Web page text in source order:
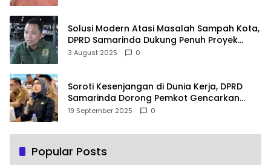
Solusi Modern Atasi Masalah Sampah Kota,
DPRD Samarinda Dukung Penuh Proyek
PLTSA
3 August 2025 0
Soroti Kesenjangan di Dunia Kerja, DPRD
Samarinda Dorong Pemkot Gencarkan
Pemberdayaan Perempuan
19 September 2025 0
Popular Posts